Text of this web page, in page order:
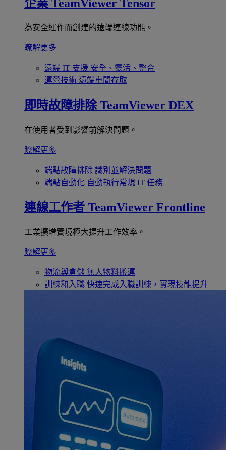
企業 TeamViewer Tensor
為安全運作而創建的遠端連線功能。
瞭解更多
遠端 IT 支援 安全、靈活、整合
運營技術 遠端車間存取
即時故障排除 TeamViewer DEX
在使用者受到影響前解決問題。
瞭解更多
端點故障排除 識別並解決問題
端點自動化 自動執行常規 IT 任務
連線工作者 TeamViewer Frontline
工業擴增實境極大提升工作效率。
瞭解更多
物流與倉儲 無人物料搬運
訓練和入職 快速完成入職訓練，實現技能提升